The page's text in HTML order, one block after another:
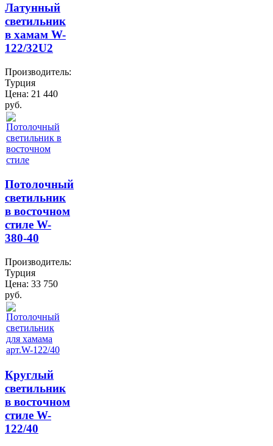
Латунный
светильник
в хамам W-
122/32U2
Производитель:
Турция
Цена: 21 440
руб.
Потолочный
светильник
в восточном
стиле W-
380-40
Производитель:
Турция
Цена: 33 750
руб.
Круглый
светильник
в восточном
стиле W-
122/40